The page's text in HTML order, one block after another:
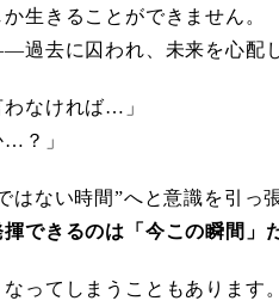
生きることができません。
過去に囚われ、未来を心配
わなければ…」
…？」
はない時間”へと意識を引っ
できるのは「今この瞬間」
ってしまうこともありま